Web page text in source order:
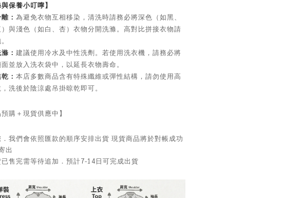
與保養小叮嚀】
： 為避免衣物互相移染，清洗時請務必將深色（如黑、
與淺色（如白、杏）衣物分開洗滌。高對比拼接衣物請
： 建議使用冷水及中性洗劑。若使用洗衣機，請務必將
並放入洗衣袋中，以延長衣物壽命。
： 本店多數商品含有特殊纖維或彈性結構，請勿使用高
洗後於陰涼處吊掛晾乾即可。
預購＋現貨供應中】
我們會依照匯款的順序安排出貨 現貨商品將於對帳成功
出
已售完需等待追加．預計7-14日可完成出貨